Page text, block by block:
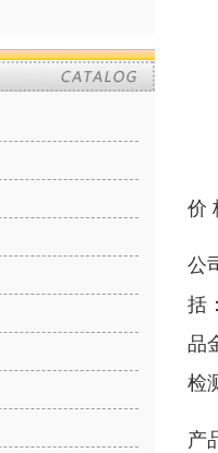
价
公
括
品
检
产